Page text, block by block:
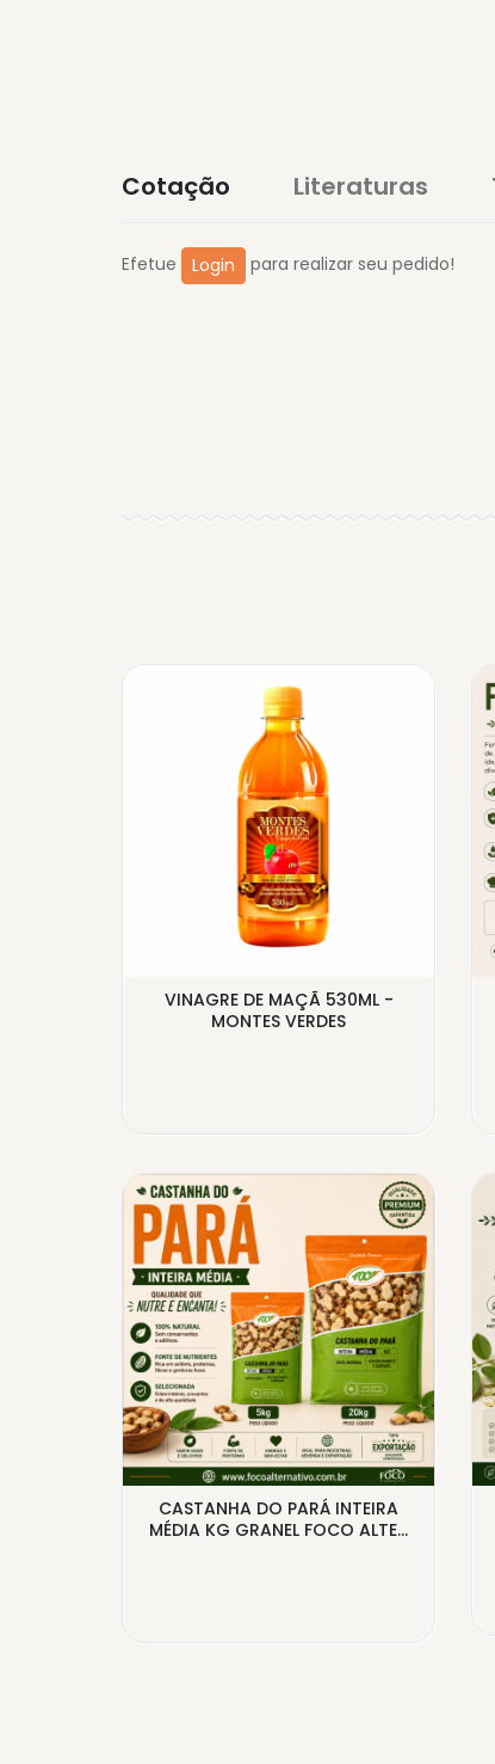
Cotação Literaturas
Efetue Login para realizar seu pedido!
VINAGRE DE MAÇÃ 530ML -
MONTES VERDES
CASTANHA DO PARÁ INTEIRA
MÉDIA KG GRANEL FOCO ALTE...